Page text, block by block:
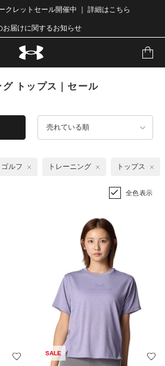
クレットセール開催中 ｜ 詳細はこちら
お届けに関するお知らせ
トップス｜セール
売れている順
ゴルフ トレーニング トップス
全色表示
SALE